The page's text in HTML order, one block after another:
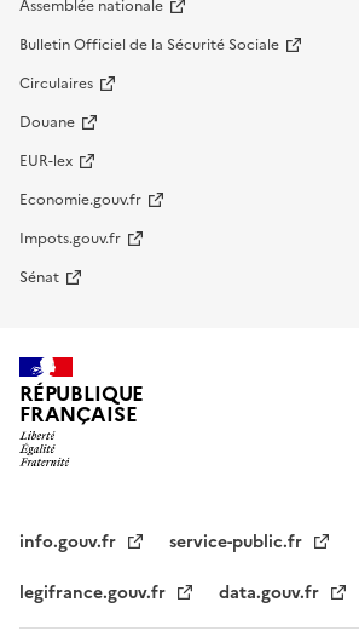
Assemblée nationale
Bulletin Officiel de la Sécurité Sociale
Circulaires
Douane
EUR-lex
Economie.gouv.fr
Impots.gouv.fr
Sénat
RÉPUBLIQUE
FRANÇAISE
info.gouv.fr
service-public.fr
legifrance.gouv.fr
data.gouv.fr